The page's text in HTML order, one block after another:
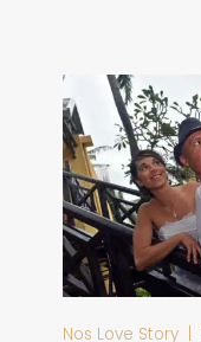
Nos Love Story